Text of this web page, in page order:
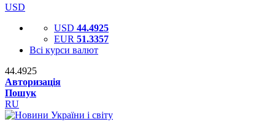
USD
USD 44.4925
EUR 51.3357
Всі курси валют
44.4925
Авторизація
Пошук
RU